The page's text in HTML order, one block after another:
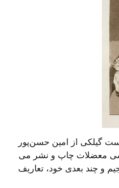
گیلکی از امین حسن‌پور
معضلات چاپ و نشر می
و چند بعدی خود، تعاریف